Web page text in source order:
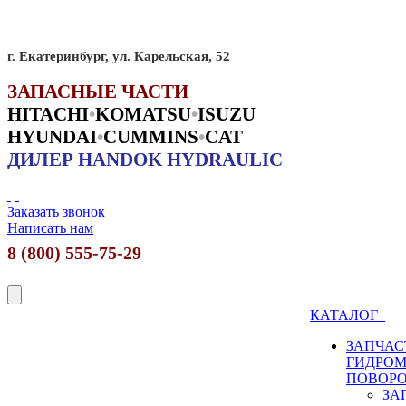
г. Екатеринбург, ул. Карельская, 52
ЗАПАСНЫЕ ЧАСТИ
HITACHI•KOMATSU•ISUZU
HYUNDAI•CUMMINS•CAT
ДИЛЕР HANDOK HYDRAULIC
Заказать звонок
Написать нам
8 (800) 555-75-29
КАТАЛОГ